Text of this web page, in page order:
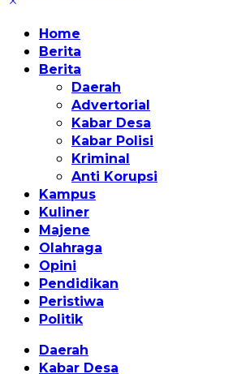
Home
Berita
Berita
Daerah
Advertorial
Kabar Desa
Kabar Polisi
Kriminal
Anti Korupsi
Kampus
Kuliner
Majene
Olahraga
Opini
Pendidikan
Peristiwa
Politik
Daerah
Kabar Desa